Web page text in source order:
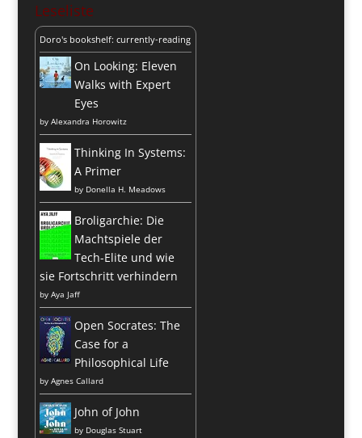
Leseliste
Doro's bookshelf: currently-reading
On Looking: Eleven
Walks with Expert
Eyes
by Alexandra Horowitz
Thinking In Systems:
A Primer
by Donella H. Meadows
Broligarchie: Die
Machtspiele der
Tech-Elite und wie
sie Fortschritt verhindern
by Aya Jaff
Open Socrates: The
Case for a
Philosophical Life
by Agnes Callard
John of John
by Douglas Stuart